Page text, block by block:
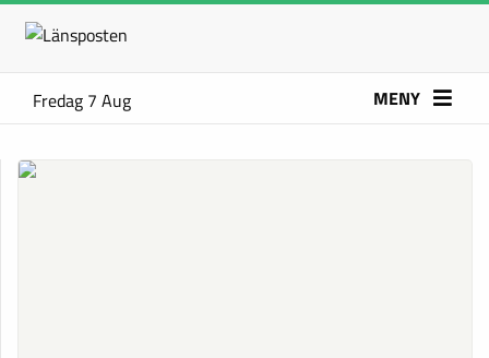
Fredag 7 Aug MENY